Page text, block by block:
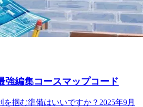
強編集コースマップコード
掴む準備はいいですか？2025年9月